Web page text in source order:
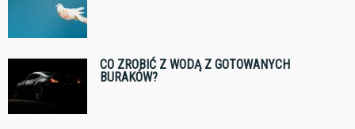
CO ZROBIĆ Z WODĄ Z GOTOWANYCH
BURAKÓW?